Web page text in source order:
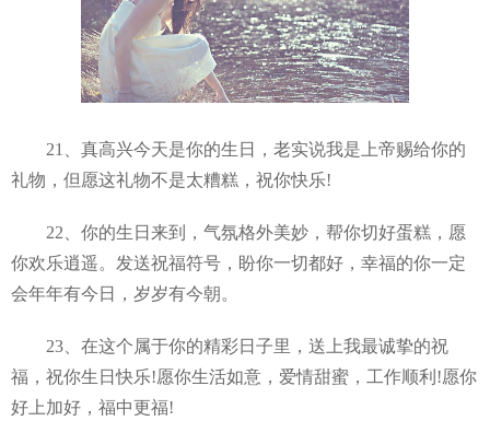
21、真高兴今天是你的生日，老实说我是上帝赐给你的
礼物，但愿这礼物不是太糟糕，祝你快乐!
22、你的生日来到，气氛格外美妙，帮你切好蛋糕，愿
你欢乐逍遥。发送祝福符号，盼你一切都好，幸福的你一定
会年年有今日，岁岁有今朝。
23、在这个属于你的精彩日子里，送上我最诚挚的祝
福，祝你生日快乐!愿你生活如意，爱情甜蜜，工作顺利!愿你
好上加好，福中更福!